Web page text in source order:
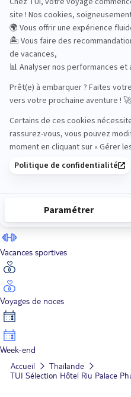
Road Trips
Safari
Sénior
Vacances sportives
Voyages de noces
Week-end
Accueil
Thaïlande
TUI Sélection Hôtel Riu Palace